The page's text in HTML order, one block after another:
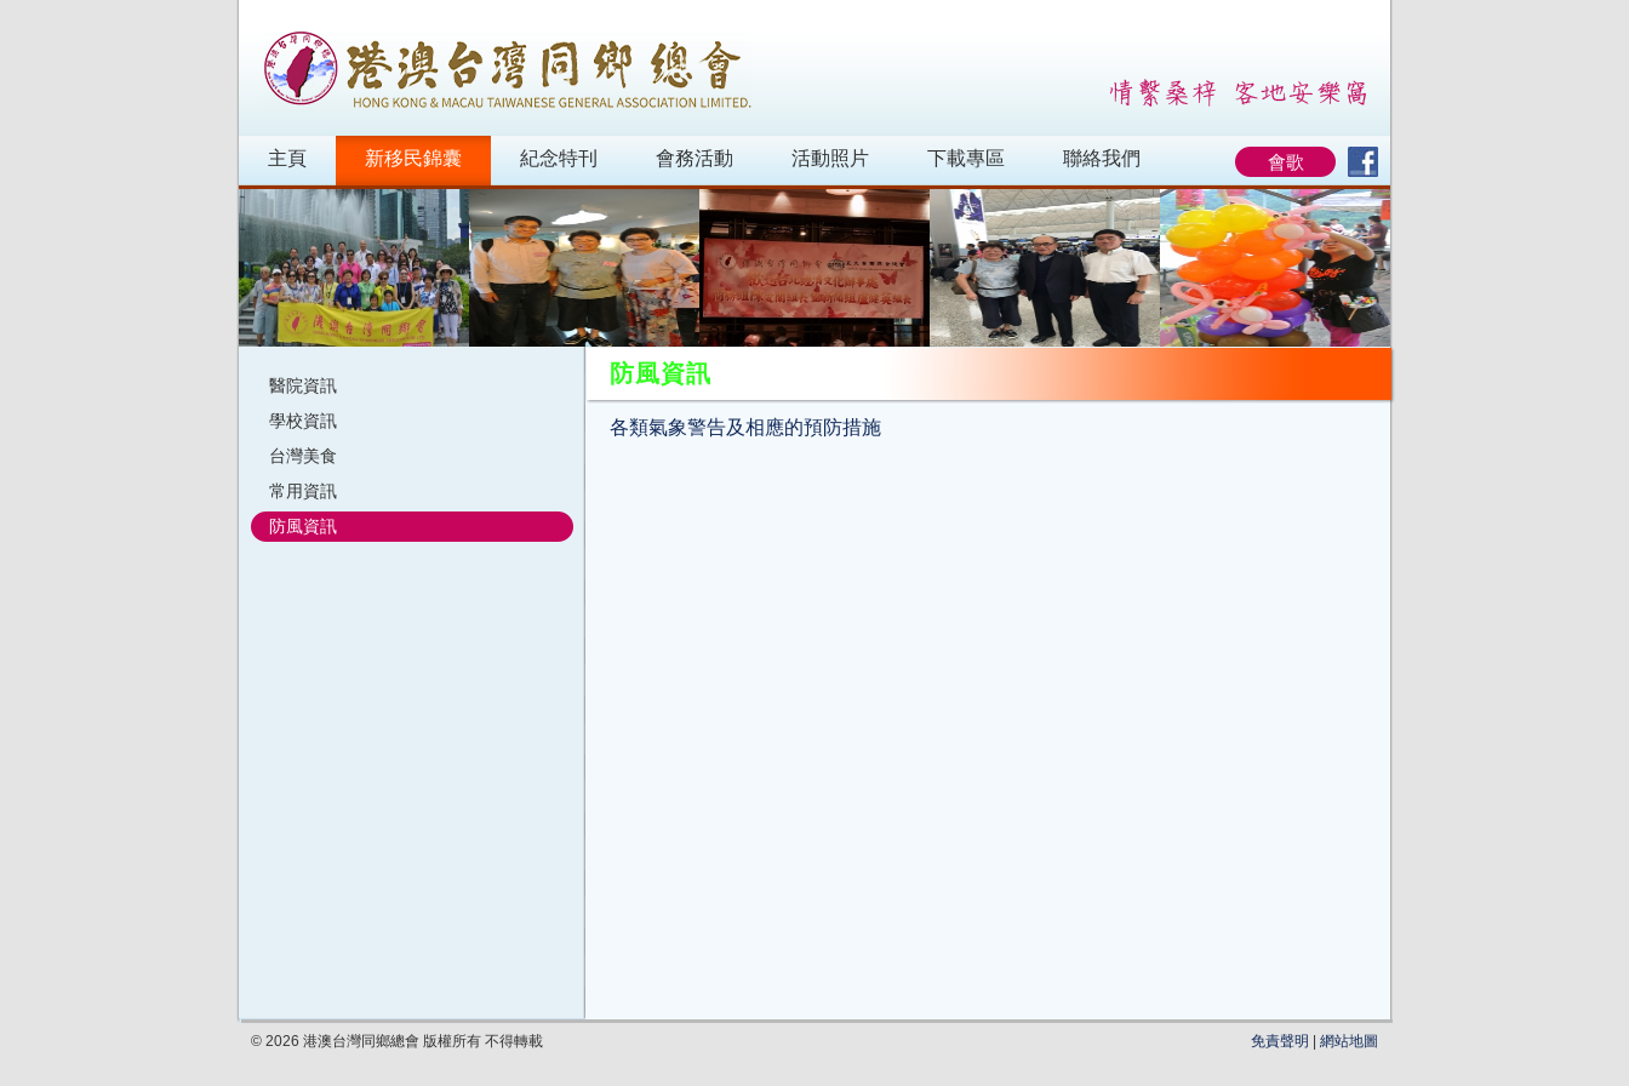
主頁 新移民錦囊 紀念特刊 會務活動 活動照片 下載專區 聯絡我們 會歌
醫院資訊
學校資訊
台灣美食
常用資訊
防風資訊
防風資訊
各類氣象警告及相應的預防措施
© 2026 港澳台灣同鄉總會 版權所有 不得轉載 免責聲明 網站地圖